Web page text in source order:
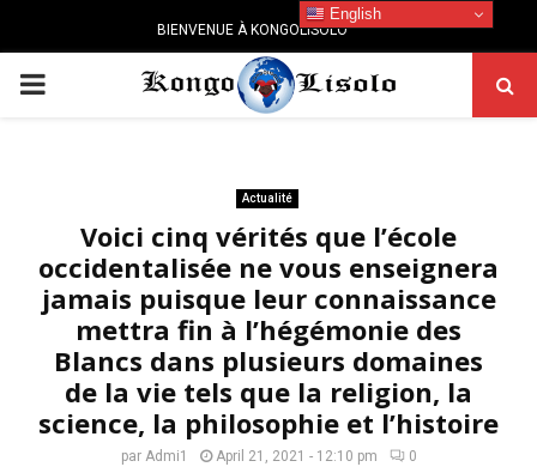
BIENVENUE À KONGOLISOLO
PRIMARY
Actualité
Voici cinq vérités que l’école
occidentalisée ne vous enseignera
jamais puisque leur connaissance
mettra fin à l’hégémonie des
Blancs dans plusieurs domaines
de la vie tels que la religion, la
science, la philosophie et l’histoire
par Admi1 April 21, 2021 - 12:10 pm 0
English